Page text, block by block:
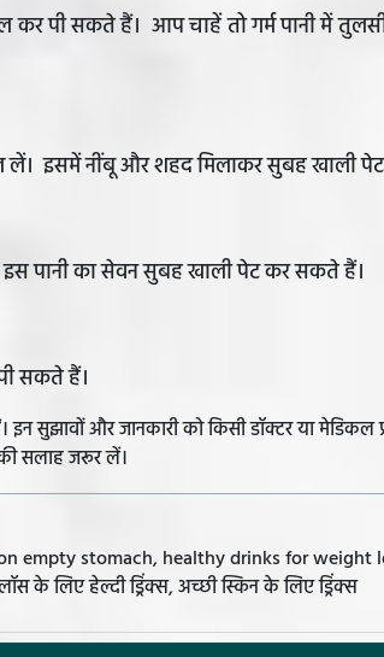
पी सकते हैं। आप चाहें तो गर्म पानी में
लें। इसमें नींबू और शहद मिलाकर सुबह खाली पेट
पानी का सेवन सुबह खाली पेट कर सकते हैं।
सकते हैं।
सुझावों और जानकारी को किसी डॉक्टर या
की सलाह जरूर लें।
empty stomach, healthy drinks for weight
के लिए हेल्दी ड्रिंक्स, अच्छी स्किन के लिए ड्रिंक्स